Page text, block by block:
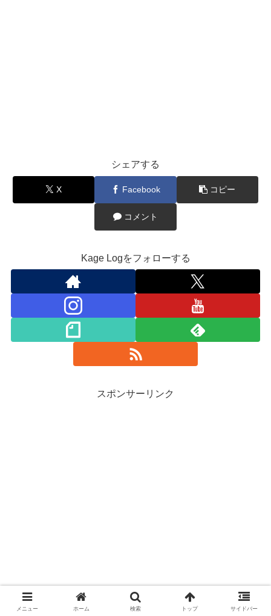
シェアする
X Facebook コピー
コメント
Kage Logをフォローする
スポンサーリンク
メニュー ホーム 検索 トップ サイドバー